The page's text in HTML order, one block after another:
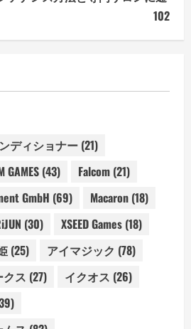
102
ディショナー (21)
GAMES (43) Falcom (21)
GmbH (69) Macaron (18)
(30) XSEED Games (18)
(25) アイマジック (78)
ス (27) イクオス (26)